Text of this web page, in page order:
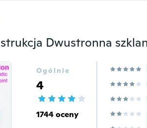
Ogólnie
4
1744 oceny